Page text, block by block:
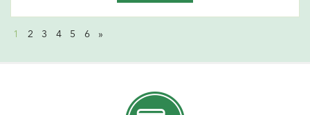
1 2 3 4 5 6 »